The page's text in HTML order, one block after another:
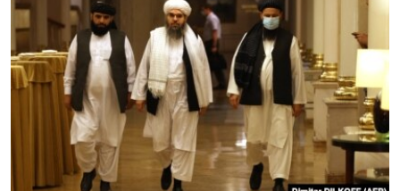
ЭЖЕ-СИҢДИЛЕР
АЗАТТЫК+
ЫҢГАЙСЫЗ СУРООЛОР
ОНЛАЙН ШЕРИНЕ
ЭЕ/АРнун бардык сайттары